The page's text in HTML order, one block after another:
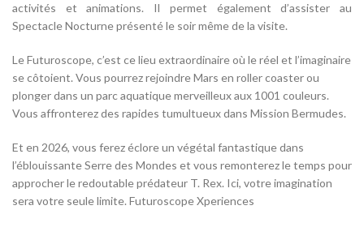
activités et animations. Il permet également d’assister au
Spectacle Nocturne présenté le soir même de la visite.
Le Futuroscope, c’est ce lieu extraordinaire où le réel et l’imaginaire
se côtoient. Vous pourrez rejoindre Mars en roller coaster ou
plonger dans un parc aquatique merveilleux aux 1001 couleurs.
Vous affronterez des rapides tumultueux dans Mission Bermudes.
Et en 2026, vous ferez éclore un végétal fantastique dans
l’éblouissante Serre des Mondes et vous remonterez le temps pour
approcher le redoutable prédateur T. Rex. Ici, votre imagination
sera votre seule limite. Futuroscope Xperiences